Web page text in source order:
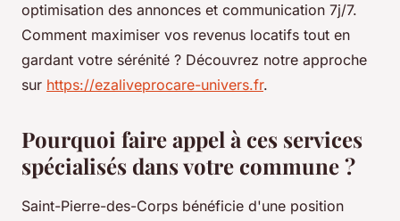
optimisation des annonces et communication 7j/7.
Comment maximiser vos revenus locatifs tout en
gardant votre sérénité ? Découvrez notre approche
sur https://ezaliveprocare-univers.fr.
Pourquoi faire appel à ces services
spécialisés dans votre commune ?
Saint-Pierre-des-Corps bénéficie d'une position